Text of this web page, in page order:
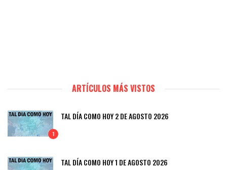
ARTÍCULOS MÁS VISTOS
1
TAL DÍA COMO HOY 2 DE AGOSTO 2026
TAL DÍA COMO HOY 1 DE AGOSTO 2026